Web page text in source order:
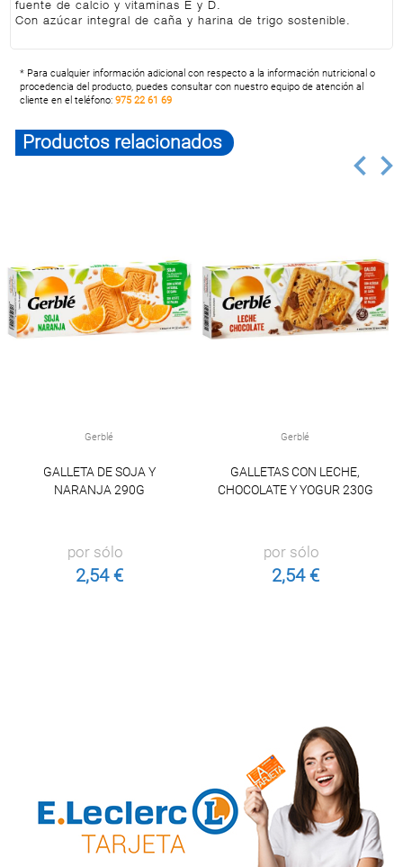
fuente de calcio y vitaminas E y D.
Con azúcar integral de caña y harina de trigo sostenible.
* Para cualquier información adicional con respecto a la información nutricional o
procedencia del producto, puedes consultar con nuestro equipo de atención al
cliente en el teléfono:975 22 61 69
Productos relacionados
Gerblé
GALLETA DE SOJA Y
NARANJA 290G
por sólo
2,54 €
Gerblé
GALLETAS CON LECHE,
CHOCOLATE Y YOGUR 230G
por sólo
2,54 €